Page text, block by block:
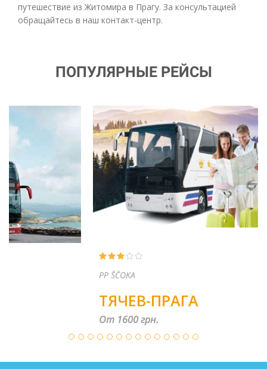
путешествие из Житомира в Прагу. За консультацией
обращайтесь в наш контакт-центр.
ПОПУЛЯРНЫЕ РЕЙСЫ
ТЯЧЕВ-ПРАГА